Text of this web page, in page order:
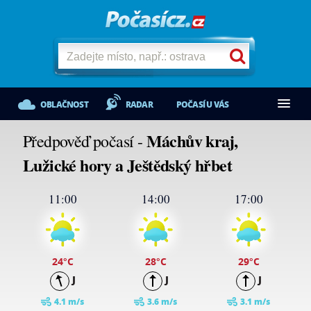
OBLAČNOST RADAR POČASÍ U VÁS
Předpověď počasí -Máchův kraj,
Lužické hory a Ještědský hřbet
11:00
24°C
J
4.1 m/s
14:00
28°C
J
3.6 m/s
17:00
29°C
J
3.1 m/s